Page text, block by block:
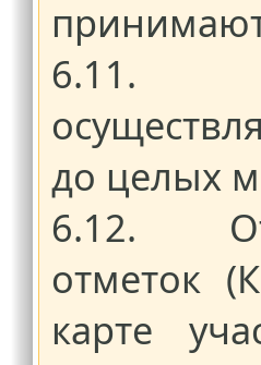
6.11.
до целых
6.12.
отметок
карте